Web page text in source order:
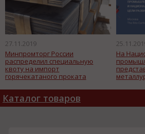
27.11.2019
Минпромторг России
распределил специальную
квоту на импорт
горячекатаного проката
На
Каталог товаров